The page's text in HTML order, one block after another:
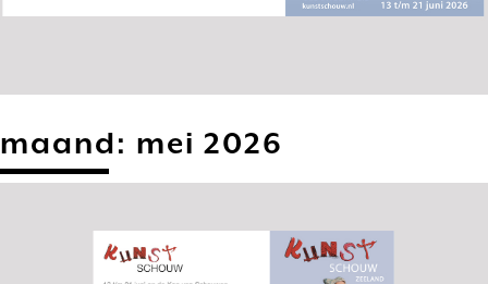
maand: mei 2026